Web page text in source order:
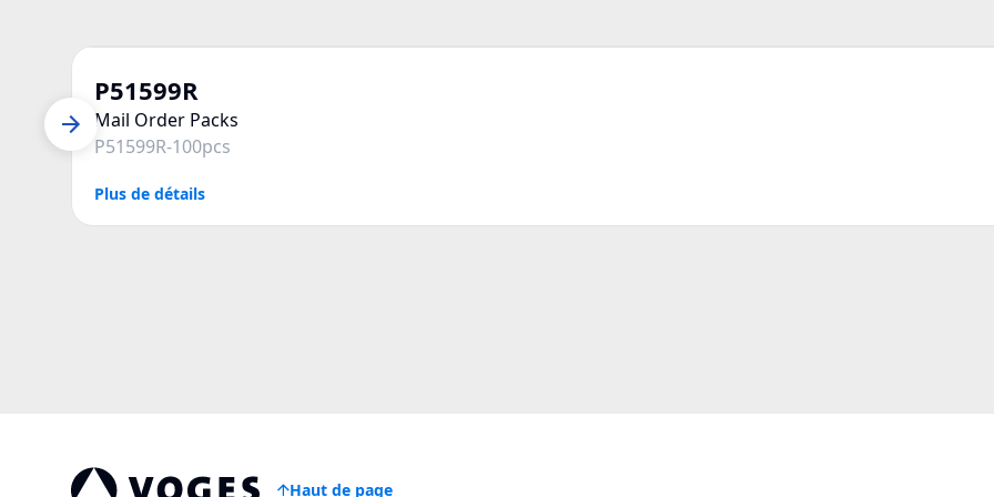
P51599R
Mail Order Packs
P51599R-100pcs
Plus de détails
Haut de page